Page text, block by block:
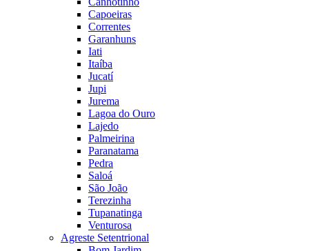
Capoeiras
Correntes
Garanhuns
Iati
Itaíba
Jucatí
Jupi
Jurema
Lagoa do Ouro
Lajedo
Palmeirina
Paranatama
Pedra
Saloá
São João
Terezinha
Tupanatinga
Venturosa
Agreste Setentrional